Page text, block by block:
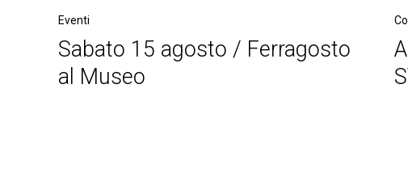
Eventi
Sabato 15 agosto / Ferragosto
al Museo